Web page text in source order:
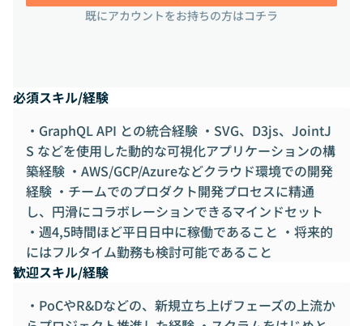
既にアカウントをお持ちの方はコチラ
必須スキル/経験
・GraphQL API との統合経験 ・SVG、D3js、JointJ
S などを使用した動的な可視化アプリケーションの構
築経験 ・AWS/GCP/Azureなどクラウド環境での開発
経験 ・チームでのプロダクト開発プロセスに精通
し、円滑にコラボレーションできるマインドセット
・週4,5時間ほど平日日中に稼働であること ・将来的
にはフルタイム勤務も検討可能であること
歓迎スキル/経験
・PoCやR&Dなどの、新規立ち上げフェーズの上流か